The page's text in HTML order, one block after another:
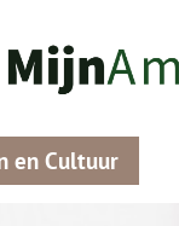
en Cultuur